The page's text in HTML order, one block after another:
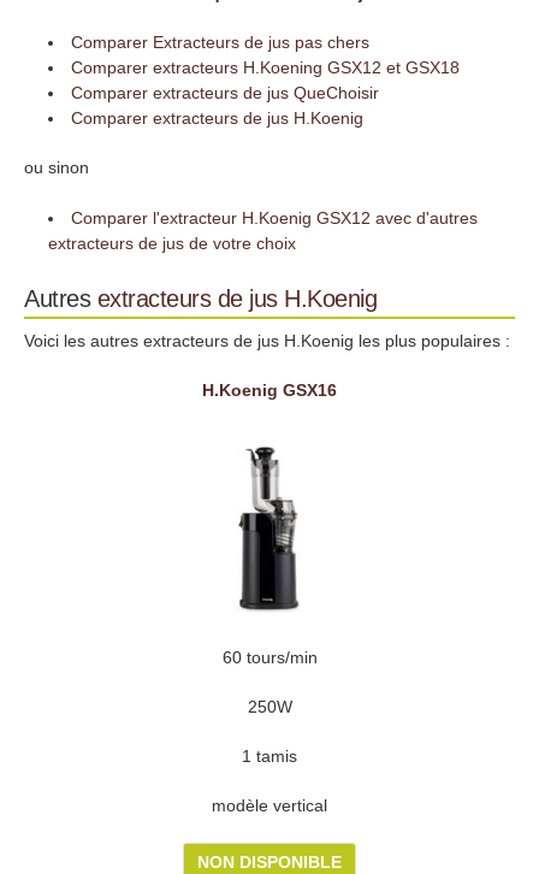
Comparer Extracteurs de jus pas chers
Comparer extracteurs H.Koening GSX12 et GSX18
Comparer extracteurs de jus QueChoisir
Comparer extracteurs de jus H.Koenig
ou sinon
Comparer l'extracteur H.Koenig GSX12 avec d'autres
extracteurs de jus de votre choix
Autres extracteurs de jus H.Koenig
Voici les autres extracteurs de jus H.Koenig les plus populaires :
H.Koenig GSX16
60 tours/min
250W
1 tamis
modèle vertical
NON DISPONIBLE